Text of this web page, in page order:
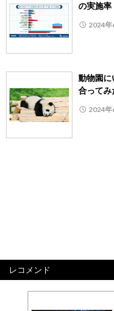
の実施率
2024年
動物園に
合って
2024年
レコメンド